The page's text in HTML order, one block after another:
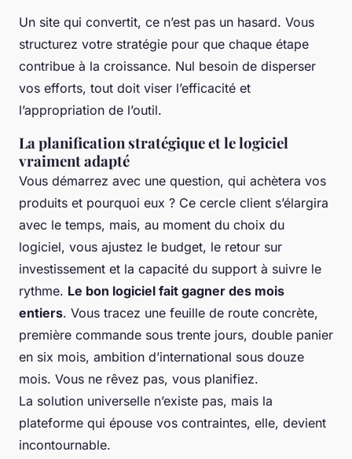
Un site qui convertit, ce n’est pas un hasard. Vous
structurez votre stratégie pour que chaque étape
contribue à la croissance. Nul besoin de disperser
vos efforts, tout doit viser l’efficacité et
l’appropriation de l’outil.
La planification stratégique et le logiciel
vraiment adapté
Vous démarrez avec une question, qui achètera vos
produits et pourquoi eux ? Ce cercle client s’élargira
avec le temps, mais, au moment du choix du
logiciel, vous ajustez le budget, le retour sur
investissement et la capacité du support à suivre le
rythme. Le bon logiciel fait gagner des mois
entiers. Vous tracez une feuille de route concrète,
première commande sous trente jours, double panier
en six mois, ambition d’international sous douze
mois. Vous ne rêvez pas, vous planifiez.
La solution universelle n’existe pas, mais la
plateforme qui épouse vos contraintes, elle, devient
incontournable.